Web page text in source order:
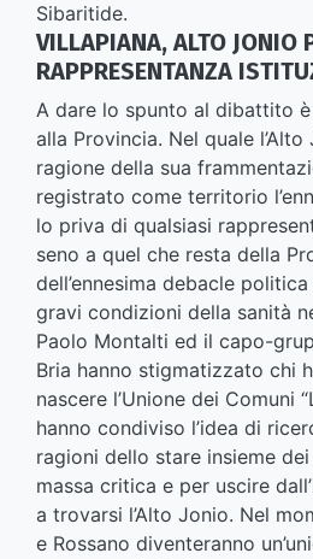
Sibaritide.
VILLAPIANA, ALTO JONIO
RAPPRESENTANZA
A dare lo spunto al dibattito
alla Provincia. Nel quale
ragione della sua
registrato come territorio
lo priva di qualsiasi
seno a quel che resta della
dell’ennesima debacle
gravi condizioni della sanità
Paolo Montalti ed il capo-
Bria hanno stigmatizzato chi
nascere l’Unione dei Comuni
hanno condiviso l’idea di
ragioni dello stare insieme
massa critica e per uscire
a trovarsi l’Alto Jonio. Nel
e Rossano diventeranno